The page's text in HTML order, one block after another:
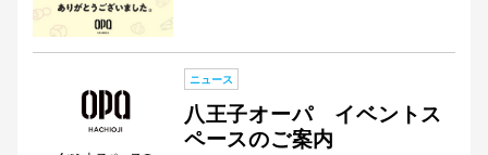
ニュース
八王子オーパ イベントス
ペースのご案内